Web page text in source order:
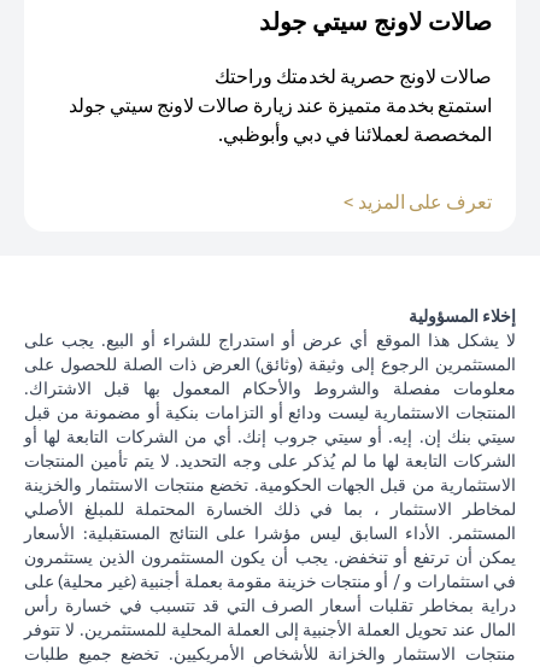
صالات لاونج سيتي جولد
صالات لاونج حصرية لخدمتك وراحتك
استمتع بخدمة متميزة عند زيارة صالات لاونج سيتي جولد
المخصصة لعملائنا في دبي وأبوظبي.
تعرف على المزيد >
إخلاء المسؤولية
لا يشكل هذا الموقع أي عرض أو استدراج للشراء أو البيع. يجب على
المستثمرين الرجوع إلى وثيقة (وثائق) العرض ذات الصلة للحصول على
معلومات مفصلة والشروط والأحكام المعمول بها قبل الاشتراك.
المنتجات الاستثمارية ليست ودائع أو التزامات بنكية أو مضمونة من قبل
سيتي بنك إن. إيه. أو سيتي جروب إنك. أي من الشركات التابعة لها أو
الشركات التابعة لها ما لم يُذكر على وجه التحديد. لا يتم تأمين المنتجات
الاستثمارية من قبل الجهات الحكومية. تخضع منتجات الاستثمار والخزينة
لمخاطر الاستثمار ، بما في ذلك الخسارة المحتملة للمبلغ الأصلي
المستثمر. الأداء السابق ليس مؤشرا على النتائج المستقبلية: الأسعار
يمكن أن ترتفع أو تنخفض. يجب أن يكون المستثمرون الذين يستثمرون
في استثمارات و / أو منتجات خزينة مقومة بعملة أجنبية (غير محلية) على
دراية بمخاطر تقلبات أسعار الصرف التي قد تتسبب في خسارة رأس
المال عند تحويل العملة الأجنبية إلى العملة المحلية للمستثمرين. لا تتوفر
منتجات الاستثمار والخزانة للأشخاص الأمريكيين. تخضع جميع طلبات